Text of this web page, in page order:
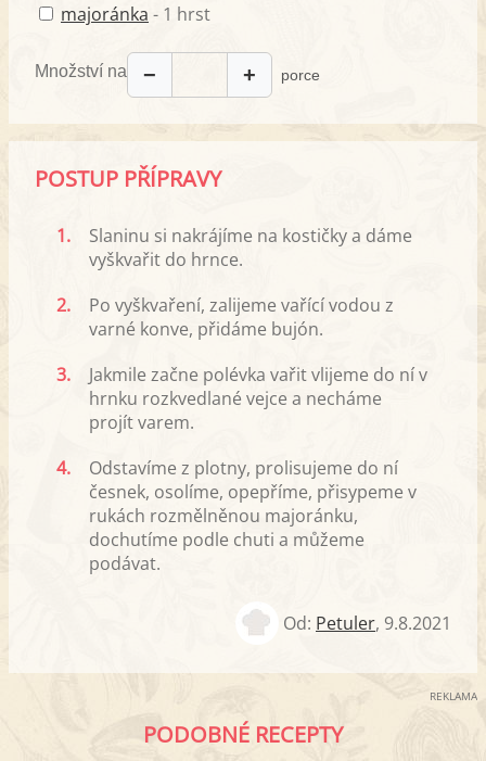
majoránka - 1 hrst
Množství na − + porce
POSTUP PŘÍPRAVY
1.
Slaninu si nakrájíme na kostičky a dáme
vyškvařit do hrnce.
2.
Po vyškvaření, zalijeme vařící vodou z
varné konve, přidáme bujón.
3.
Jakmile začne polévka vařit vlijeme do ní v
hrnku rozkvedlané vejce a necháme
projít varem.
4.
Odstavíme z plotny, prolisujeme do ní
česnek, osolíme, opepříme, přisypeme v
rukách rozmělněnou majoránku,
dochutíme podle chuti a můžeme
podávat.
Od: Petuler, 9.8.2021
REKLAMA
PODOBNÉ RECEPTY